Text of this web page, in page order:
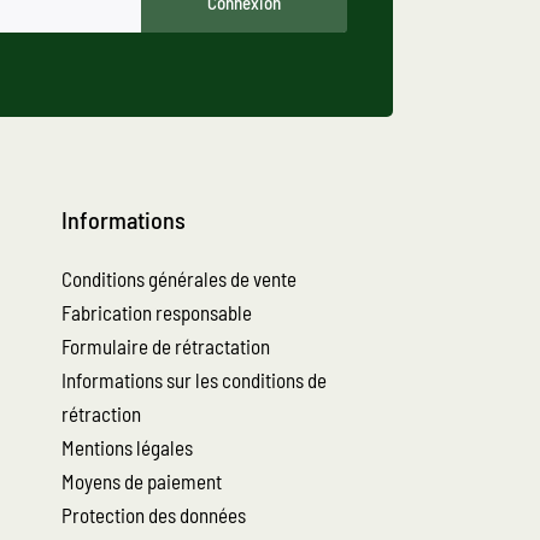
Informations
Conditions générales de vente
Fabrication responsable
Formulaire de rétractation
Informations sur les conditions de
rétraction
Mentions légales
Moyens de paiement
Protection des données